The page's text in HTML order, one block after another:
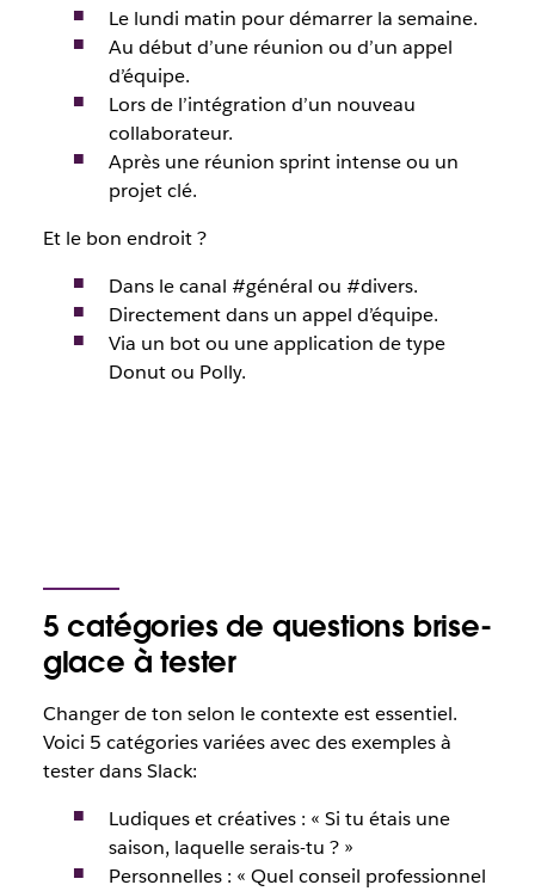
Le lundi matin pour démarrer la semaine.
Au début d’une réunion ou d’un appel
d’équipe.
Lors de l’intégration d’un nouveau
collaborateur.
Après une réunion sprint intense ou un
projet clé.
Et le bon endroit ?
Dans le canal #général ou #divers.
Directement dans un appel d’équipe.
Via un bot ou une application de type
Donut ou Polly.
5 catégories de questions brise-
glace à tester
Changer de ton selon le contexte est essentiel.
Voici 5 catégories variées avec des exemples à
tester dans Slack:
Ludiques et créatives : « Si tu étais une
saison, laquelle serais-tu ? »
Personnelles : « Quel conseil professionnel